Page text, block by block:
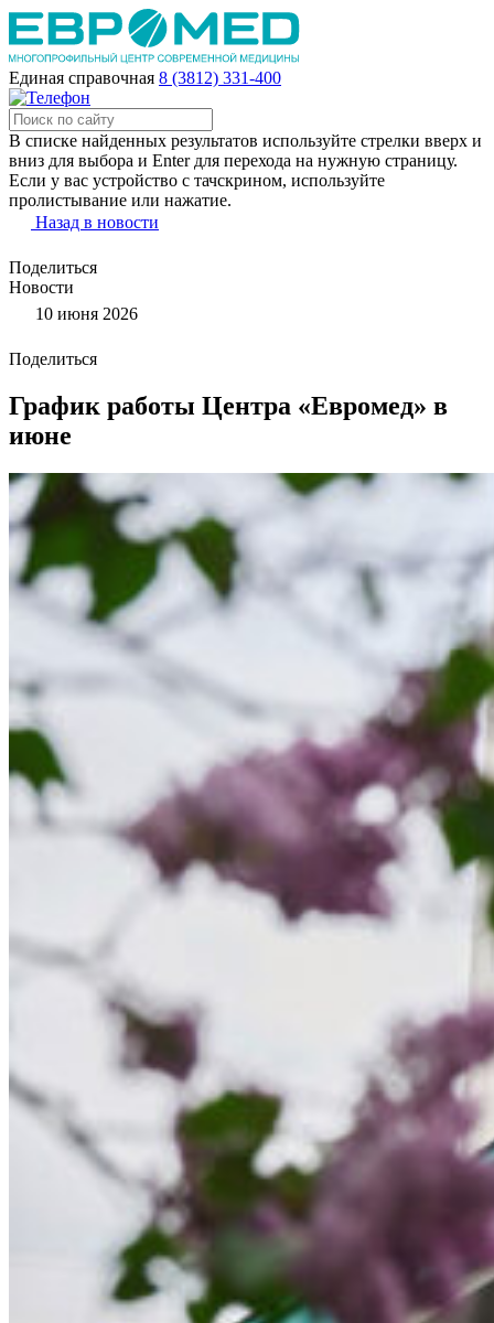
Единая справочная 8 (3812) 331-400
В списке найденных результатов используйте стрелки вверх и
вниз для выбора и Enter для перехода на нужную страницу.
Если у вас устройство с тачскрином, используйте
пролистывание или нажатие.
Назад в новости
Поделиться
Новости
10 июня 2026
Поделиться
График работы Центра «Евромед» в
июне